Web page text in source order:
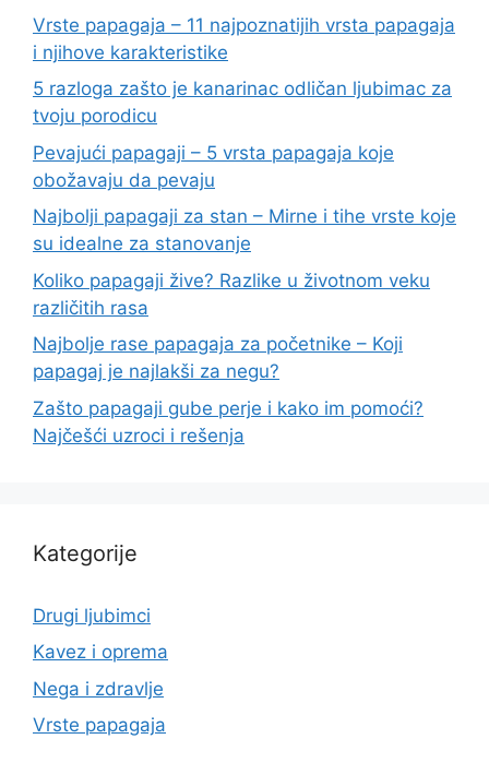
Vrste papagaja – 11 najpoznatijih vrsta papagaja
i njihove karakteristike
5 razloga zašto je kanarinac odličan ljubimac za
tvoju porodicu
Pevajući papagaji – 5 vrsta papagaja koje
obožavaju da pevaju
Najbolji papagaji za stan – Mirne i tihe vrste koje
su idealne za stanovanje
Koliko papagaji žive? Razlike u životnom veku
različitih rasa
Najbolje rase papagaja za početnike – Koji
papagaj je najlakši za negu?
Zašto papagaji gube perje i kako im pomoći?
Najčešći uzroci i rešenja
Kategorije
Drugi ljubimci
Kavez i oprema
Nega i zdravlje
Vrste papagaja